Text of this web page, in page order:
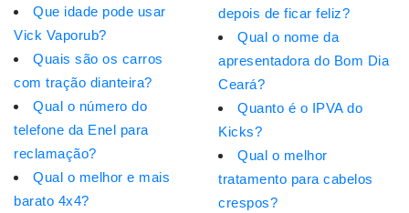
Que idade pode usar
Vick Vaporub?
Quais são os carros
com tração dianteira?
Qual o número do
telefone da Enel para
reclamação?
Qual o melhor e mais
barato 4x4?
depois de ficar feliz?
Qual o nome da
apresentadora do Bom Dia
Ceará?
Quanto é o IPVA do
Kicks?
Qual o melhor
tratamento para cabelos
crespos?